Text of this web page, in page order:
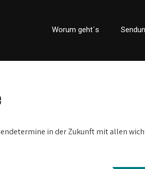
Worum geht´s
in der Zukunft mit allen